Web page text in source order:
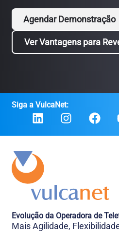
Agendar Demonstração
Ver Vantagens para
Siga a VulcaNet:
Evolução da Operadora de
Mais Agilidade,